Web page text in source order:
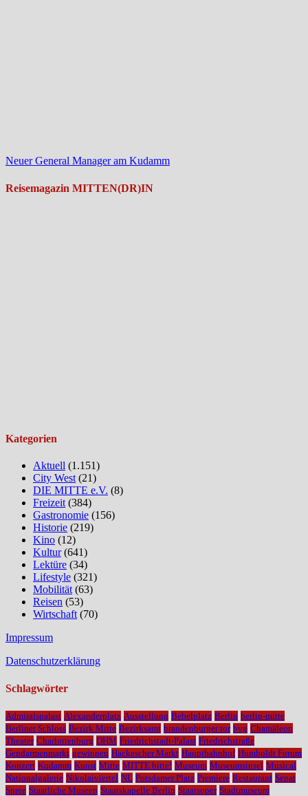
Neuer General Manager am Kudamm
Reisemagazin MITTEN(DR)IN
Kategorien
Aktuell (1.151)
City West(21)
DIE MITTE e.V. (8)
Freizeit(384)
Gastronomie (156)
Historie (219)
Kino (12)
Kultur(641)
Lektüre (34)
Lifestyle (321)
Mobilität(63)
Reisen (53)
Wirtschaft(70)
Impressum
Datenschutzerklärung
Schlagwörter
Admiralspalast Alexanderplatz Ausstellung Bebelplatz Berlin berlin-mitte
Berliner Schloss Bezirk Mitte Bezirksamt brandenburger tor bvg Chamäleon
Theater Charlottenburg DHM Friedrichstadt-Palast Friedrichstraße
Gendarmenmarkt gewinnen Hackescher Markt Hauptbahnhof Humboldt Forum
Konzert Kudamm Kunst Mitte MITTE bitte! Museum Museumsinsel Musical
Nationalgalerie Nikolaiviertel NL Potsdamer Platz Premiere Restaurant Senat
Spree Staatliche Museen Staatskapelle Berlin Staatsoper Stadtmuseum